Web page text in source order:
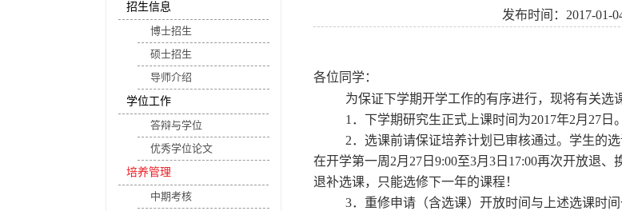
招生信息
博士招生
硕士招生
导师介绍
学位工作
答辩与学位
优秀学位论文
培养管理
中期考核
发布时间：2017-01-
各位同学：
为保证下学期开学工作的有序进行，现将有关选
1 ．下学期研究生正式上课时间为2017年2月 27 日。
2．选课前请保证培养计划已审核通过。学生的
在开学第一周 2月 27 日 9:00至3月 3 日 17:00再次开放退、
退补选课，只能选修下一年的课程！
3．重修申请（含选课）开放时间与上述选课时间